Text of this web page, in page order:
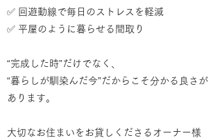
✅ 回遊動線で毎日のストレスを軽減
✅ 平屋のように暮らせる間取り
“完成した時”だけでなく、
“暮らしが馴染んだ今”だからこそ分かる良さが
あります。
大切なお住まいをお貸しくださるオーナー様